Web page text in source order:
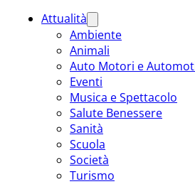
Attualità
Ambiente
Animali
Auto Motori e
Eventi
Musica e Spettacolo
Salute Benessere
Sanità
Scuola
Società
Turismo